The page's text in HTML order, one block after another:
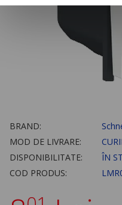
BRAND:
MOD DE LIVRARE:
DISPONIBILITATE:
ÎN
COD PRODUS: